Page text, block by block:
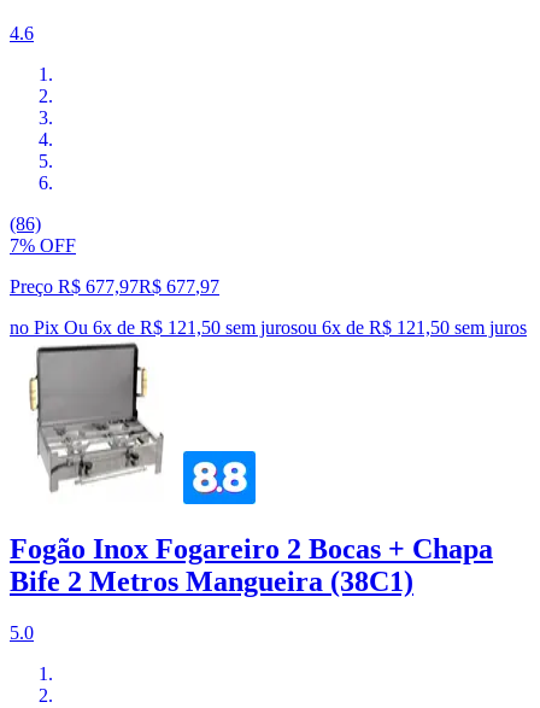
4.6
(86)
7% OFF
Preço R$ 677,97R$ 677,97
no Pix Ou 6x de R$ 121,50 sem jurosou 6x de R$ 121,50 sem juros
Fogão Inox Fogareiro 2 Bocas + Chapa
Bife 2 Metros Mangueira (38C1)
5.0